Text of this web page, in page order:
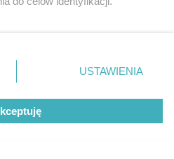
ustawień prywatności
rogu strony
nie wymagają zgody
sprzeciwić się takiemu
będą miały zastosowanie tylko
USTAWIENIA